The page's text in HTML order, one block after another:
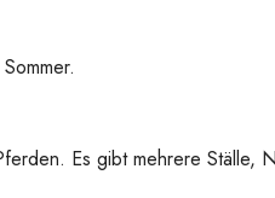
Es gibt mehrere Ställe,